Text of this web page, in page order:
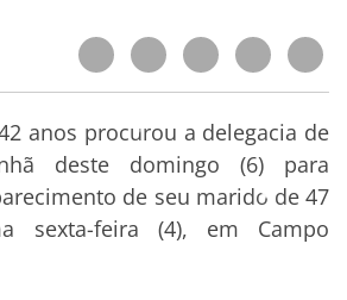
anos procurou a delegacia de
deste domingo (6) para
de seu marido de 47
sexta-feira (4), em Campo